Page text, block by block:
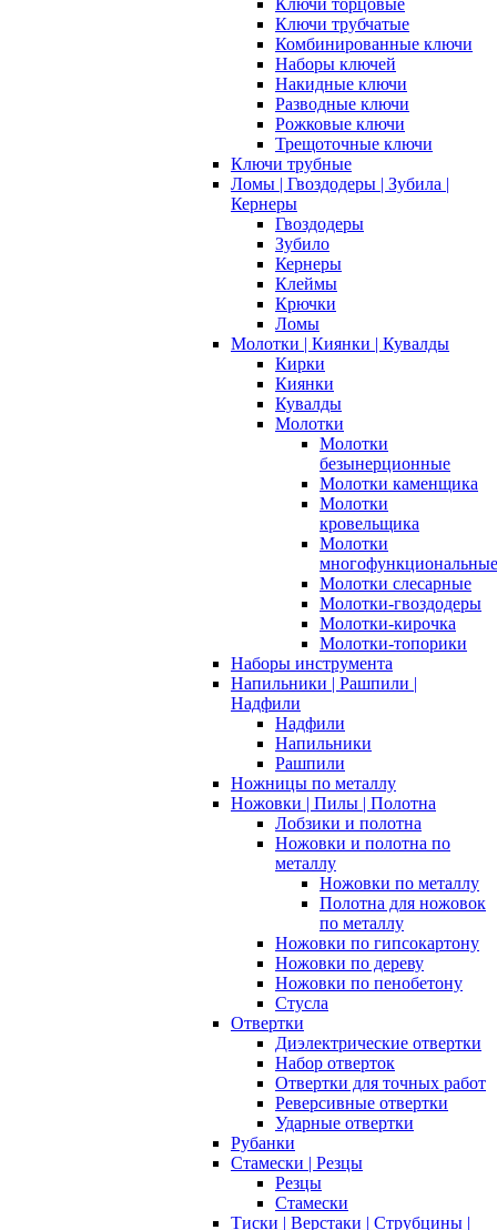
Ключи торцовые
Ключи трубчатые
Комбинированные ключи
Наборы ключей
Накидные ключи
Разводные ключи
Рожковые ключи
Трещоточные ключи
Ключи трубные
Ломы | Гвоздодеры | Зубила |
Кернеры
Гвоздодеры
Зубило
Кернеры
Клеймы
Крючки
Ломы
Молотки | Киянки | Кувалды
Кирки
Киянки
Кувалды
Молотки
Молотки
безынерционные
Молотки каменщика
Молотки
кровельщика
Молотки
многофункциональные
Молотки слесарные
Молотки-гвоздодеры
Молотки-кирочка
Молотки-топорики
Наборы инструмента
Напильники | Рашпили |
Надфили
Надфили
Напильники
Рашпили
Ножницы по металлу
Ножовки | Пилы | Полотна
Лобзики и полотна
Ножовки и полотна по
металлу
Ножовки по металлу
Полотна для ножовок
по металлу
Ножовки по гипсокартону
Ножовки по дереву
Ножовки по пенобетону
Стусла
Отвертки
Диэлектрические отвертки
Набор отверток
Отвертки для точных работ
Реверсивные отвертки
Ударные отвертки
Рубанки
Стамески | Резцы
Резцы
Стамески
Тиски | Верстаки | Струбцины |